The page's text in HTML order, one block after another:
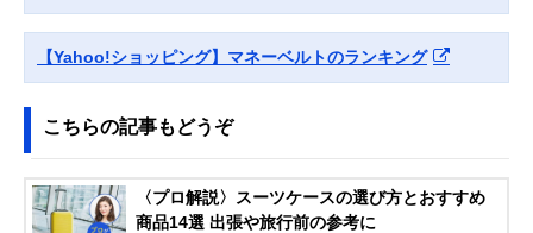
Amazonで見る
LiberFlyer セキュ
リポ セキュリティ
ウエストポーチ
機能付き
幅24.5×高さ
厚さ1.3cm
Amazonで見る
Thomas Bates
Amazonで見る
JTB商事(JTB
Trading) SWTシー
現金を隠して持ち
歩けるアイテム
約幅24.5×高さ
【Yahoo!ショッピング】マネーベルトのランキング
こちらの記事もどうぞ
〈プロ解説〉スーツケースの選び方とおすすめ
商品14選 出張や旅行前の参考に